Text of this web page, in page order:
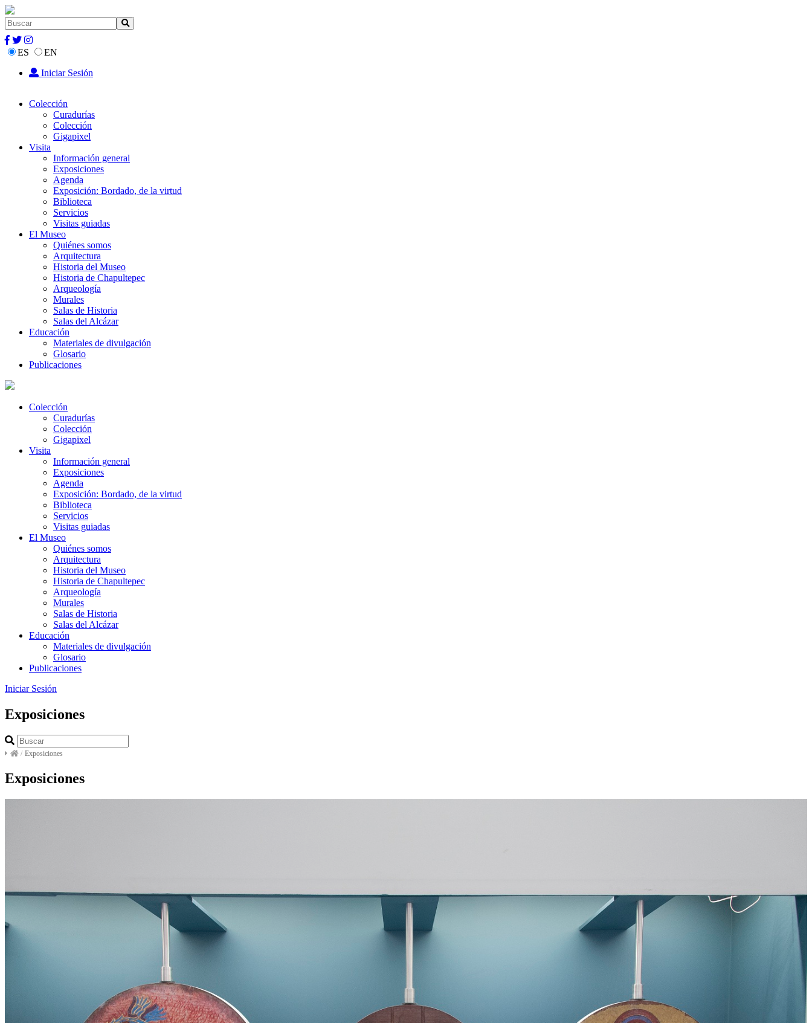
ES
EN
Iniciar Sesión
Colección
Curadurías
Colección
Gigapixel
Visita
Información general
Exposiciones
Agenda
Exposición: Bordado, de la virtud
Biblioteca
Servicios
Visitas guiadas
El Museo
Quiénes somos
Arquitectura
Historia del Museo
Historia de Chapultepec
Arqueología
Murales
Salas de Historia
Salas del Alcázar
Educación
Materiales de divulgación
Glosario
Publicaciones
Colección
Curadurías
Colección
Gigapixel
Visita
Información general
Exposiciones
Agenda
Exposición: Bordado, de la virtud
Biblioteca
Servicios
Visitas guiadas
El Museo
Quiénes somos
Arquitectura
Historia del Museo
Historia de Chapultepec
Arqueología
Murales
Salas de Historia
Salas del Alcázar
Educación
Materiales de divulgación
Glosario
Publicaciones
Iniciar Sesión
Exposiciones
/ Exposiciones
Exposiciones